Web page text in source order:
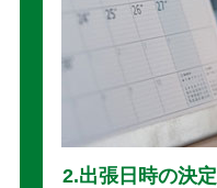
2.出張日時の決定